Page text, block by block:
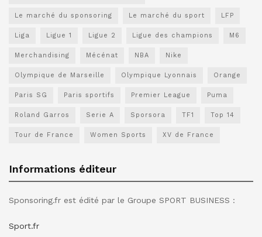
Le marché du sponsoring Le marché du sport LFP
Liga Ligue 1 Ligue 2 Ligue des champions M6
Merchandising Mécénat NBA Nike
Olympique de Marseille Olympique Lyonnais Orange
Paris SG Paris sportifs Premier League Puma
Roland Garros Serie A Sporsora TF1 Top 14
Tour de France Women Sports XV de France
Informations éditeur
Sponsoring.fr est édité par le Groupe SPORT BUSINESS :
Sport.fr